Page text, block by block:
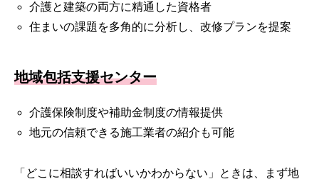
介護と建築の両方に精通した資格者
住まいの課題を多角的に分析し、改修プランを提案
地域包括支援センター
介護保険制度や補助金制度の情報提供
地元の信頼できる施工業者の紹介も可能
「どこに相談すればいいかわからない」ときは、まず地